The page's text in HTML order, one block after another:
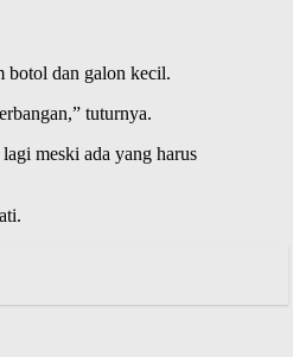
botol dan galon kecil.
tuturnya.
meski ada yang harus